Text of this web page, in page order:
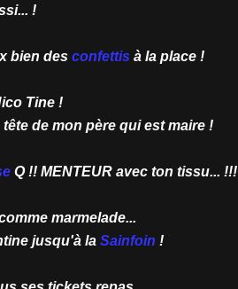
!
bien des confettis à la place !
Tine !
de mon père qui est maire !
Q !! MENTEUR avec ton tissu... !!!
marmelade...
jusqu'à la Sainfoin !